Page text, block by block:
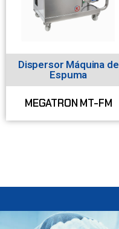
Dispersor Máquina de
Espuma
MEGATRON MT-FM